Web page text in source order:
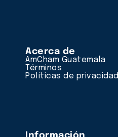
Acerca de
AmCham Guatemala
Términos
Políticas de privacidad